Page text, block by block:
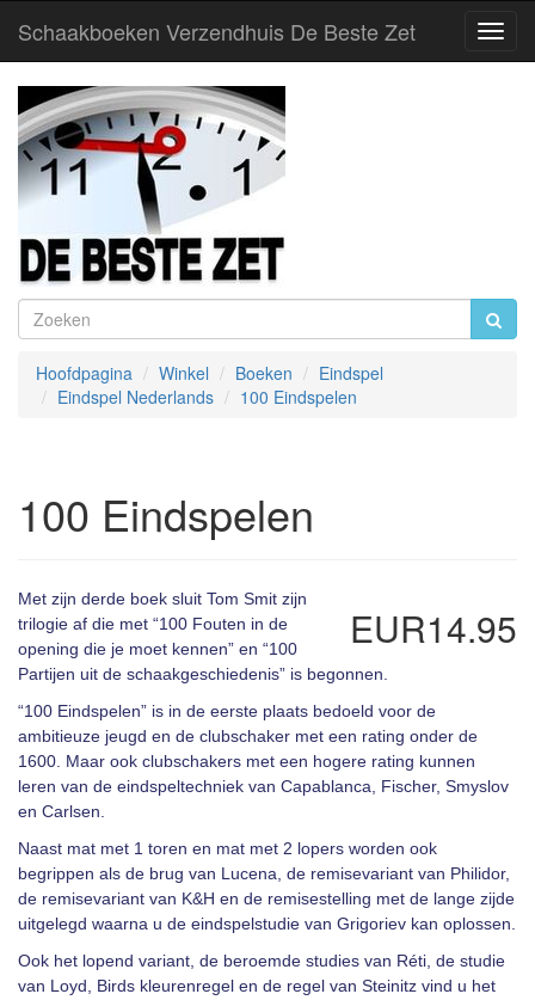
Schaakboeken Verzendhuis De Beste Zet
Hoofdpagina Winkel Boeken
Eindspel
Eindspel Nederlands
100 Eindspelen
100 Eindspelen
EUR14.95
Met zijn derde boek sluit Tom Smit zijn
trilogie af die met “100 Fouten in de
opening die je moet kennen” en “100
Partijen uit de schaakgeschiedenis” is begonnen.
“100 Eindspelen” is in de eerste plaats bedoeld voor de
ambitieuze jeugd en de clubschaker met een rating onder de
1600. Maar ook clubschakers met een hogere rating kunnen
leren van de eindspeltechniek van Capablanca, Fischer, Smyslov
en Carlsen.
Naast mat met 1 toren en mat met 2 lopers worden ook
begrippen als de brug van Lucena, de remisevariant van Philidor,
de remisevariant van K&H en de remisestelling met de lange zijde
uitgelegd waarna u de eindspelstudie van Grigoriev kan oplossen.
Ook het lopend variant, de beroemde studies van Réti, de studie
van Loyd, Birds kleurenregel en de regel van Steinitz vind u het